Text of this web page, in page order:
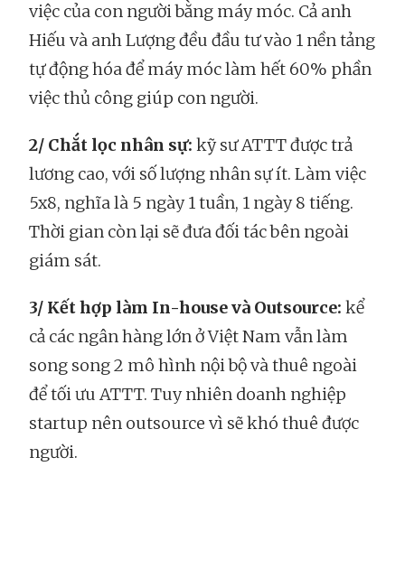
việc của con người bằng máy móc. Cả anh
Hiếu và anh Lượng đều đầu tư vào 1 nền tảng
tự động hóa để máy móc làm hết 60% phần
việc thủ công giúp con người.
2/ Chắt lọc nhân sự: kỹ sư ATTT được trả
lương cao, với số lượng nhân sự ít. Làm việc
5x8, nghĩa là 5 ngày 1 tuần, 1 ngày 8 tiếng.
Thời gian còn lại sẽ đưa đối tác bên ngoài
giám sát.
3/ Kết hợp làm In-house và Outsource: kể
cả các ngân hàng lớn ở Việt Nam vẫn làm
song song 2 mô hình nội bộ và thuê ngoài
để tối ưu ATTT. Tuy nhiên doanh nghiệp
startup nên outsource vì sẽ khó thuê được
người.